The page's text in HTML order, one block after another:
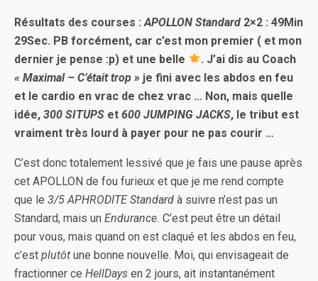
Résultats des courses :APOLLON Standard 2×2 : 49Min
29Sec. PB forcément, car c’est mon premier ( et mon
dernier je pense :p) et une belle
. J’ai dis au Coach
« Maximal – C’était trop » je fini avec les abdos en feu
et le cardio en vrac de chez vrac … Non, mais quelle
idée, 300 SITUPS et 600 JUMPING JACKS, le tribut est
vraiment très lourd à payer pour ne pas courir …
C’est donc totalement lessivé que je fais une pause après
cet APOLLON de fou furieux et que je me rend compte
que le 3/5 APHRODITE Standard à suivre n’est pas un
Standard, mais un Endurance. C’est peut être un détail
pour vous, mais quand on est claqué et les abdos en feu,
c’est plutôt une bonne nouvelle. Moi, qui envisageait de
fractionner ce HellDays en 2 jours, ait instantanément